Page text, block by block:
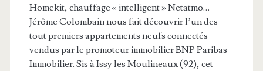
Homekit, chauffage « intelligent » Netatmo…
Jérôme Colombain nous fait découvrir l’un des
tout premiers appartements neufs connectés
vendus par le promoteur immobilier BNP Paribas
Immobilier. Sis à Issy les Moulineaux (92), cet